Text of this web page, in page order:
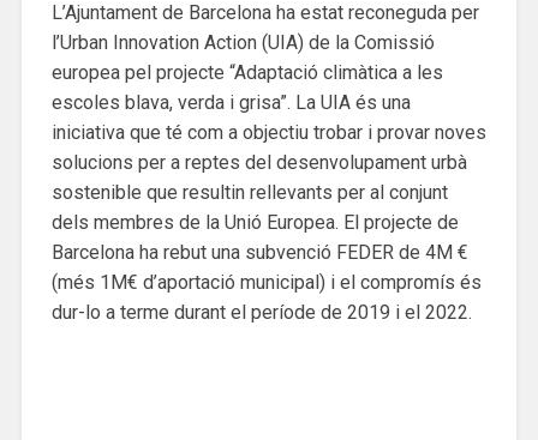
L’Ajuntament de Barcelona ha estat reconeguda per
l’Urban Innovation Action (UIA) de la Comissió
europea pel projecte “Adaptació climàtica a les
escoles blava, verda i grisa”. La UIA és una
iniciativa que té com a objectiu trobar i provar noves
solucions per a reptes del desenvolupament urbà
sostenible que resultin rellevants per al conjunt
dels membres de la Unió Europea. El projecte de
Barcelona ha rebut una subvenció FEDER de 4M €
(més 1M€ d’aportació municipal) i el compromís és
dur-lo a terme durant el període de 2019 i el 2022.